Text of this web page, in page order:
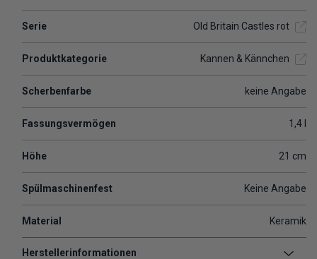
Serie Old Britain Castles rot
Produktkategorie Kannen & Kännchen
Scherbenfarbe keine Angabe
Fassungsvermögen 1,4 l
Höhe 21 cm
Spülmaschinenfest Keine Angabe
Material Keramik
Herstellerinformationen